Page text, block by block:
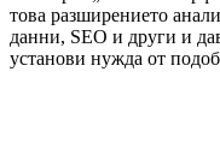
това разширението
данни, SEO и други и
установи нужда от